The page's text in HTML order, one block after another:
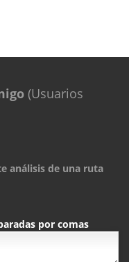
(Usuarios
análisis de una ruta
por comas